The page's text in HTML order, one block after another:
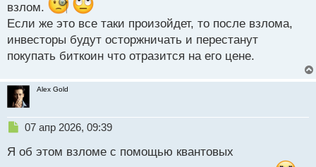
т
а
н
н
ы
п
о
с
т
взлом.
Если же это все таки произойдет, то после взлома,
инвесторы будут осторжничать и перестанут
покупать биткоин что отразится на его цене.
Alex Gold
Н
п
07 апр 2026, 09:39
Я об этом взломе с помощью квантовых